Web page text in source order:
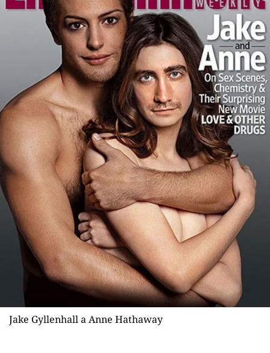
Jake Gyllenhall a Anne Hathaway